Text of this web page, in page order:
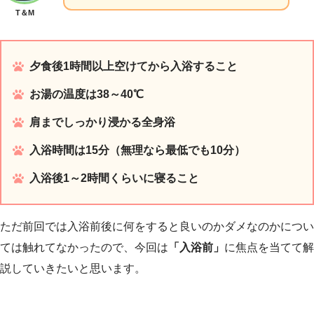
T＆M
夕食後1時間以上空けてから入浴すること
お湯の温度は38～40℃
肩までしっかり浸かる全身浴
入浴時間は15分（無理なら最低でも10分）
入浴後1～2時間くらいに寝ること
ただ前回では入浴前後に何をすると良いのかダメなのかについ
ては触れてなかったので、今回は 「入浴前」 に焦点を当てて解
説していきたいと思います。